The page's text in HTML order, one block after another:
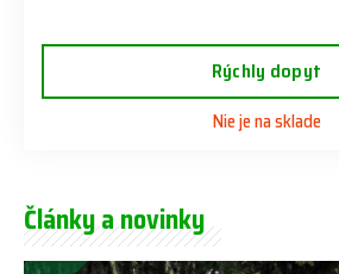
Rýchly dopyt
Nie je na sklade
Články a novinky